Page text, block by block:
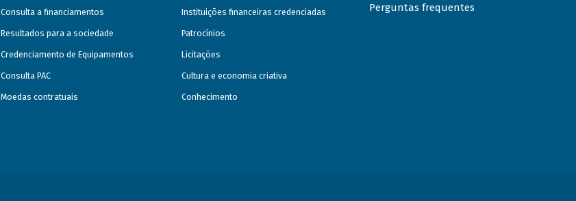
Consulta a financiamentos
Resultados para a sociedade
Credenciamento de Equipamentos
Consulta PAC
Moedas contratuais
Instituições financeiras credenciadas
Patrocínios
Licitações
Cultura e economia criativa
Conhecimento
Perguntas frequentes